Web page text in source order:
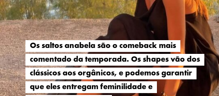
Os saltos anabela são o comeback mais
comentado da temporada. Os shapes vão dos
clássicos aos orgânicos, e podemos garantir
que eles entregam feminilidade e
Os saltos anabela são o comeback mais
comentado da temporada. Os shapes vão dos
clássicos aos orgânicos, e podemos garantir
que eles entregam feminilidade e